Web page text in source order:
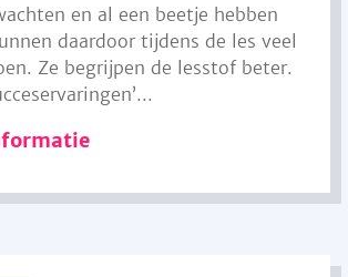
en al een beetje hebben
daardoor tijdens de les veel
Ze begrijpen de lesstof beter.